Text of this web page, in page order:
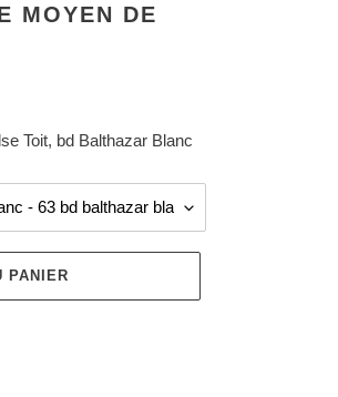
MOYEN DE
Toit, bd Balthazar Blanc
PANIER